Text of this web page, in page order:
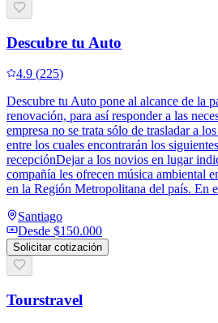
Descubre tu Auto
4.9 (225)
Descubre tu Auto pone al alcance de la
renovación, para así responder a las
empresa no se trata sólo de trasladar a
entre los cuales encontrarán los
recepciónDejar a los novios en lugar
compañía les ofrecen música ambiental
en la Región Metropolitana del país. En
Santiago
Desde $150.000
Solicitar cotización
Tourstravel